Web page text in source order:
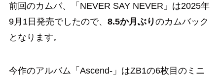
前回のカムバ、「NEVER SAY NEVER」は2025年
9月1日発売でしたので、 8.5か月ぶりのカムバック
となります。
今作のアルバム「Ascend-」はZB1の6枚目のミニ